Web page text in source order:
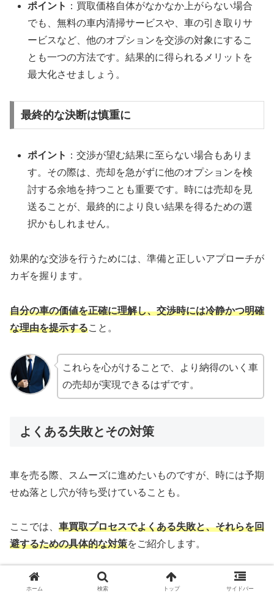
ポイント ：買取価格自体がなかなか上がらない場合
でも、無料の車内清掃サービスや、車の引き取りサ
ービスなど、他のオプションを交渉の対象にするこ
とも一つの方法です。結果的に得られるメリットを
最大化させましょう。
最終的な決断は慎重に
ポイント ：交渉が望む結果に至らない場合もありま
す。その際は、売却を急がずに他のオプションを検
討する余地を持つことも重要です。時には売却を見
送ることが、最終的により良い結果を得るための選
択かもしれません。
効果的な交渉を行うためには、準備と正しいアプローチが
カギを握ります。
自分の車の価値を正確に理解し、交渉時には冷静かつ明確
な理由を提示すること。
これらを心がけることで、より納得のいく車
の売却が実現できるはずです。
よくある失敗とその対策
車を売る際、スムーズに進めたいものですが、時には予期
せぬ落とし穴が待ち受けていることも。
ここでは、 車買取プロセスでよくある失敗と、それらを回
避するための具体的な対策をご紹介します。
これらを事前に知っておくことで、より安心
ホーム 検索 トップ サイドバー